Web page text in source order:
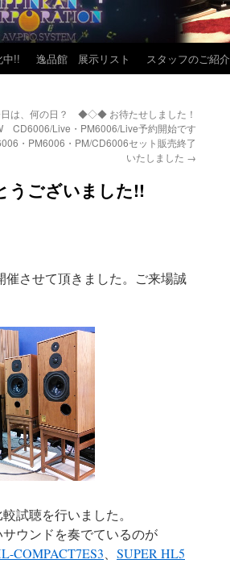
中!! 逸品館 展示リスト スタッフのご紹介
日は、何の日？ ◆◇◆ お待たせしました！
CD6006/Live・PM6006/Live予約開始です
・PM6006・PM/CD6006セット販売終了
いたしました →
うございました!!
催させて頂きました。ご来場誠
試聴を行いました。
ウンドを奏でているのが
COMPACT7ES3
SUPER HL5